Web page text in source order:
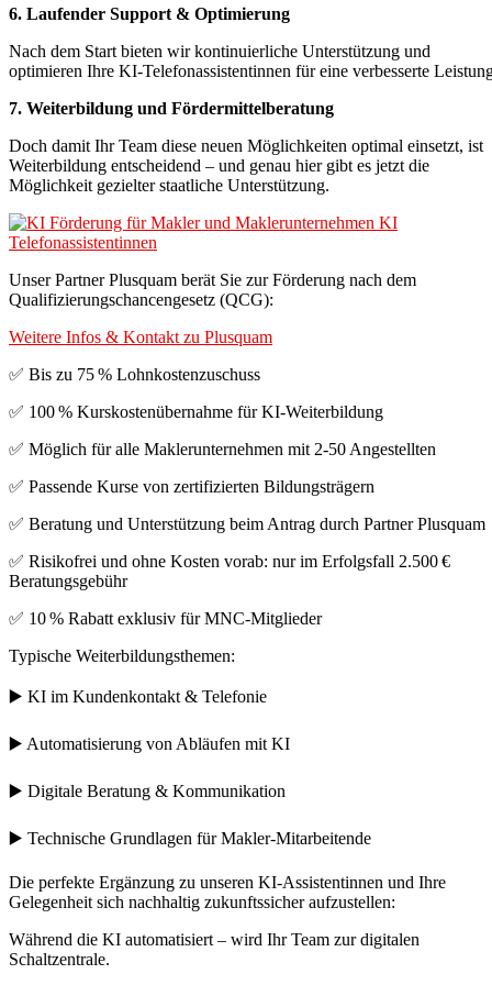
6. Laufender Support & Optimierung
Nach dem Start bieten wir kontinuierliche Unterstützung und
optimieren Ihre KI-Telefonassistentinnen für eine verbesserte
7. Weiterbildung und Fördermittelberatung
Doch damit Ihr Team diese neuen Möglichkeiten optimal einsetzt, ist
Weiterbildung entscheidend – und genau hier gibt es jetzt die
Möglichkeit gezielter staatliche Unterstützung.
Unser Partner Plusquam berät Sie zur Förderung nach dem
Qualifizierungschancengesetz (QCG):
Weitere Infos & Kontakt zu Plusquam
✅ Bis zu 75 % Lohnkostenzuschuss
✅ 100 % Kurskostenübernahme für KI-Weiterbildung
✅ Möglich für alle Maklerunternehmen mit 2-50 Angestellten
✅ Passende Kurse von zertifizierten Bildungsträgern
✅ Beratung und Unterstützung beim Antrag durch Partner Plusquam
✅ Risikofrei und ohne Kosten vorab: nur im Erfolgsfall 2.500 €
Beratungsgebühr
✅ 10 % Rabatt exklusiv für MNC-Mitglieder
Typische Weiterbildungsthemen:
▶️ KI im Kundenkontakt & Telefonie
▶️ Automatisierung von Abläufen mit KI
▶️ Digitale Beratung & Kommunikation
▶️ Technische Grundlagen für Makler-Mitarbeitende
Die perfekte Ergänzung zu unseren KI-Assistentinnen und Ihre
Gelegenheit sich nachhaltig zukunftssicher aufzustellen:
Während die KI automatisiert – wird Ihr Team zur digitalen
Schaltzentrale.